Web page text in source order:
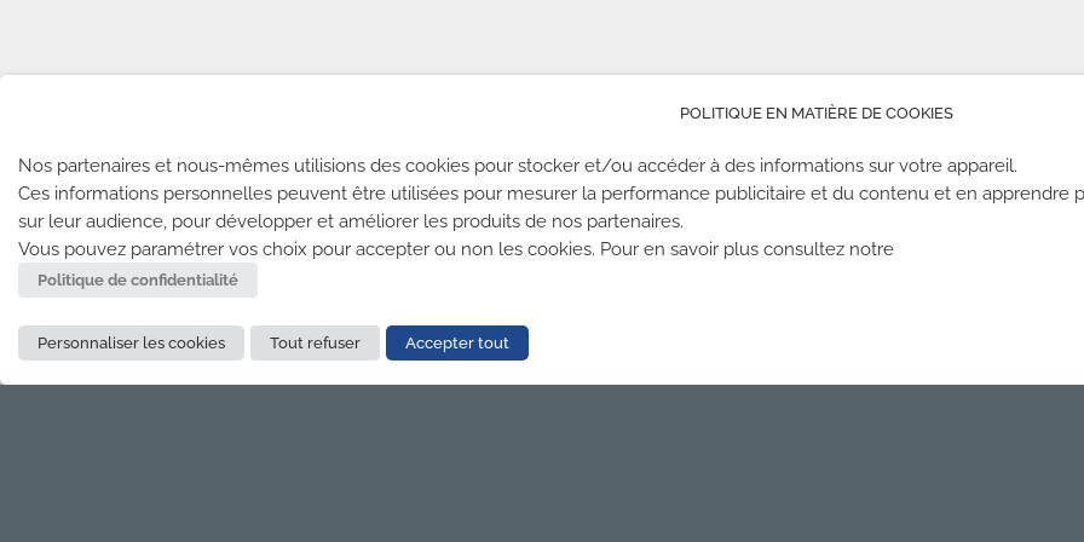
POLITIQUE EN MATIÈRE DE COOKIES
Nos partenaires et nous-mêmes utilisions des cookies pour stocker et/ou accéder à des informations sur votre appareil.
Ces informations personnelles peuvent être utilisées pour mesurer la performance publicitaire et du contenu et en apprendre
sur leur audience, pour développer et améliorer les produits de nos partenaires.
Vous pouvez paramétrer vos choix pour accepter ou non les cookies. Pour en savoir plus consultez notre
Politique de confidentialité
Personnaliser les cookies Tout refuser Accepter tout